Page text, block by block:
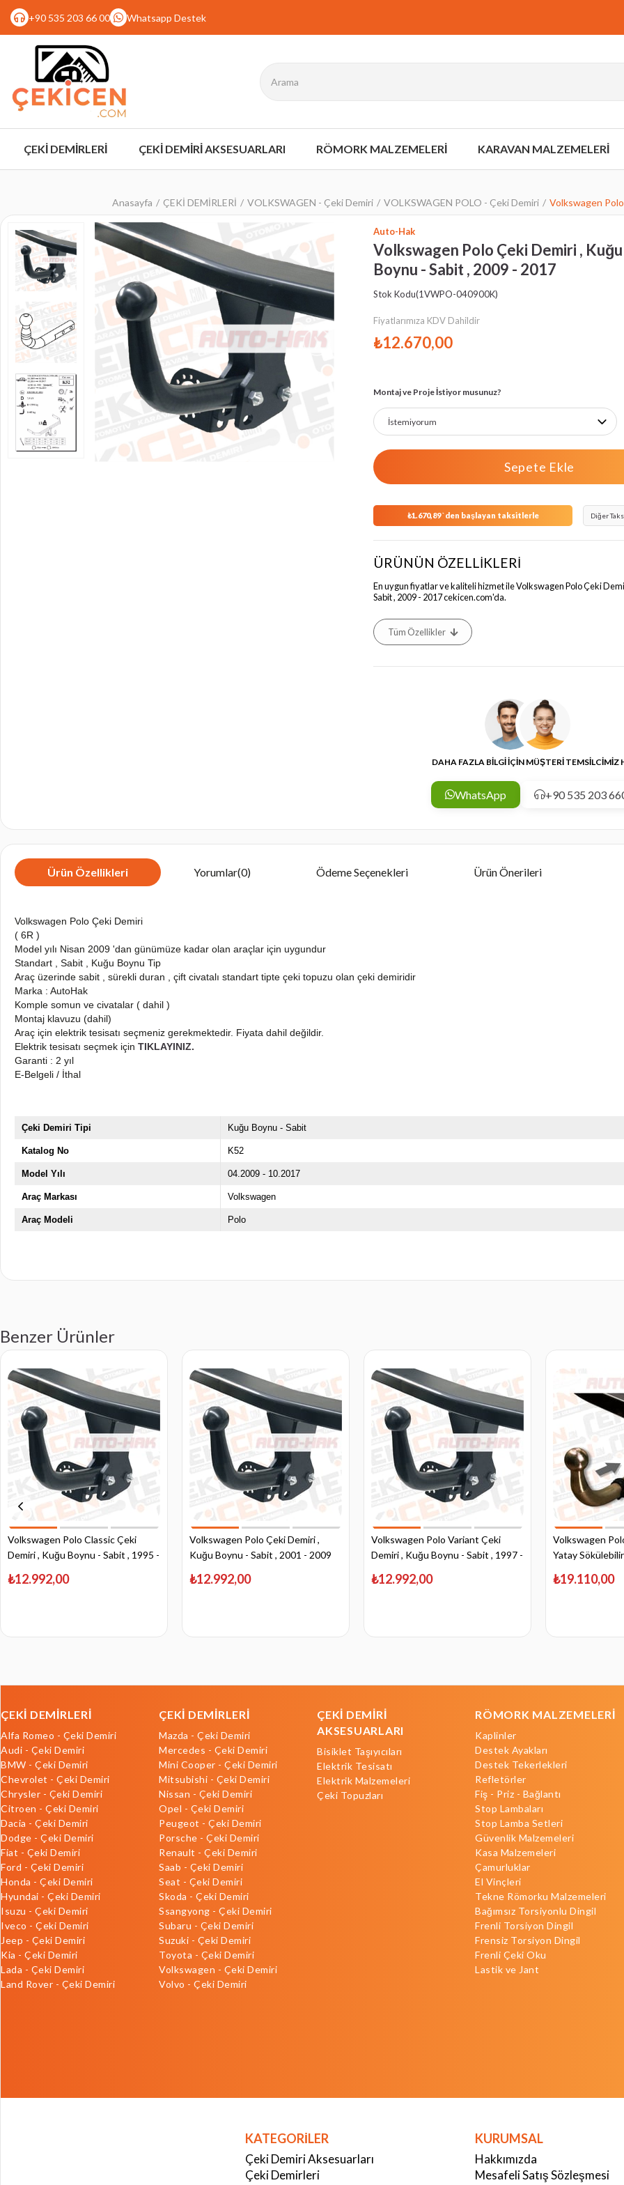
+90 535 203 66 00 Whatsapp Destek
ÇEKİ DEMİRLERİ ÇEKİ DEMİRİ AKSESUARLARI RÖMORK MALZEMELERİ KARAVAN MALZEMELERİ
Anasayfa ÇEKİ DEMİRLERİ VOLKSWAGEN - Çeki Demiri VOLKSWAGEN POLO - Çeki Demiri Volkswagen
›
Auto-Hak
Volkswagen Polo Çeki Demiri , Kuğu
Boynu - Sabit , 2009 - 2017
Stok Kodu(1VWPO-040900K)
Fiyatlarımıza KDV Dahildir
₺12.670,00
Montaj ve Proje İstiyor musunuz?
₺1.670,89`den başlayan taksitlerle Diğer
ÜRÜNÜN ÖZELLİKLERİ
En uygun fiyatlar ve kaliteli hizmet ile Volkswagen Polo Çeki
Sabit , 2009 - 2017 cekicen.com'da.
Tüm Özellikler
DAHA FAZLA BİLGİ İÇİN MÜŞTERİ TEMSİLCİMİZ
WhatsApp +90 535 203
Ürün Özellikleri Yorumlar(0) Ödeme Seçenekleri Ürün Önerileri
Volkswagen Polo Çeki Demiri
( 6R )
Model yılı Nisan 2009 'dan günümüze kadar olan araçlar için uygundur
Standart , Sabit , Kuğu Boynu Tip
Araç üzerinde sabit , sürekli duran , çift civatalı standart tipte çeki topuzu olan çeki demiridir
Marka : AutoHak
Komple somun ve civatalar ( dahil )
Montaj klavuzu (dahil)
Araç için elektrik tesisatı seçmeniz gerekmektedir. Fiyata dahil değildir.
Elektrik tesisatı seçmek için TIKLAYINIZ.
Garanti : 2 yıl
E-Belgeli / İthal
Çeki Demiri Tipi Kuğu Boynu - Sabit
Katalog No K52
Model Yılı 04.2009 - 10.2017
Araç Markası Volkswagen
Araç Modeli Polo
Benzer Ürünler
Volkswagen Polo Classic Çeki
Demiri , Kuğu Boynu - Sabit , 1995 -
₺12.992,00
Volkswagen Polo Çeki Demiri ,
Kuğu Boynu - Sabit , 2001 - 2009
₺12.992,00
Volkswagen Polo Variant Çeki
Demiri , Kuğu Boynu - Sabit , 1997 -
₺12.992,00
Volkswagen
Yatay
₺19.110,00
ÇEKİ DEMİRLERİ
Alfa Romeo - Çeki Demiri
Audi - Çeki Demiri
BMW - Çeki Demiri
Chevrolet - Çeki Demiri
Chrysler - Çeki Demiri
Citroen - Çeki Demiri
Dacia - Çeki Demiri
Dodge - Çeki Demiri
Fiat - Çeki Demiri
Ford - Çeki Demiri
Honda - Çeki Demiri
Hyundai - Çeki Demiri
Isuzu - Çeki Demiri
Iveco - Çeki Demiri
Jeep - Çeki Demiri
Kia - Çeki Demiri
Lada - Çeki Demiri
Land Rover - Çeki Demiri
ÇEKİ DEMİRLERİ
Mazda - Çeki Demiri
Mercedes - Çeki Demiri
Mini Cooper - Çeki Demiri
Mitsubishi - Çeki Demiri
Nissan - Çeki Demiri
Opel - Çeki Demiri
Peugeot - Çeki Demiri
Porsche - Çeki Demiri
Renault - Çeki Demiri
Saab - Çeki Demiri
Seat - Çeki Demiri
Skoda - Çeki Demiri
Ssangyong - Çeki Demiri
Subaru - Çeki Demiri
Suzuki - Çeki Demiri
Toyota - Çeki Demiri
Volkswagen - Çeki Demiri
Volvo - Çeki Demiri
ÇEKİ DEMİRİ
AKSESUARLARI
Bisiklet Taşıyıcıları
Elektrik Tesisatı
Elektrik Malzemeleri
Çeki Topuzları
RÖMORK MALZEMELERİ
Kaplinler
Destek Ayakları
Destek Tekerlekleri
Refletörler
Fiş - Priz - Bağlantı
Stop Lambaları
Stop Lamba Setleri
Güvenlik Malzemeleri
Kasa Malzemeleri
Çamurluklar
El Vinçleri
Tekne Römorku Malzemeleri
Bağımsız Torsiyonlu Dingil
Frenli Torsiyon Dingil
Frensiz Torsiyon Dingil
Frenli Çeki Oku
Lastik ve Jant
KATEGORİLER
Çeki Demiri Aksesuarları
Çeki Demirleri
KURUMSAL
Hakkımızda
Mesafeli Satış Sözleşmesi